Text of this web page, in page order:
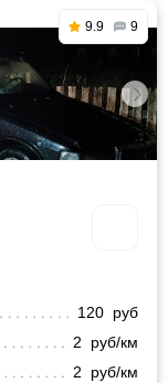
9.9 9
120 руб
2 руб/км
2 руб/км